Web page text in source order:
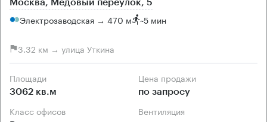
Москва, Медовый переулок, 5
Электрозаводская → 470 м ~5 мин
3.32 км → улица Уткина
Площади
3062 кв.м
Цена продажи
по запросу
Класс офисов Вентиляция